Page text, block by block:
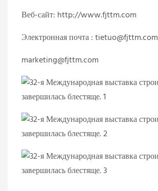
Веб-сайт: http://www.fjttm.com
Электронная почта : tietuo@fjttm.com
marketing@fjttm.com